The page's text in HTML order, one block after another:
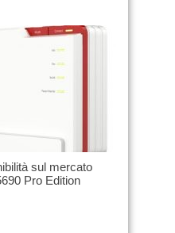
sul mercato
Pro Edition